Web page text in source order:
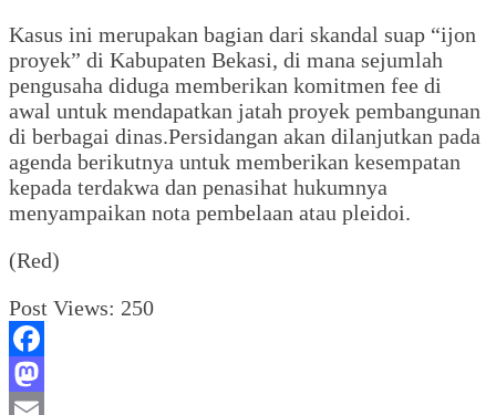
Kasus ini merupakan bagian dari skandal suap “ijon
proyek” di Kabupaten Bekasi, di mana sejumlah
pengusaha diduga memberikan komitmen fee di
awal untuk mendapatkan jatah proyek pembangunan
di berbagai dinas.Persidangan akan dilanjutkan pada
agenda berikutnya untuk memberikan kesempatan
kepada terdakwa dan penasihat hukumnya
menyampaikan nota pembelaan atau pleidoi.
(Red)
Post Views: 250
Facebook
Mastodon